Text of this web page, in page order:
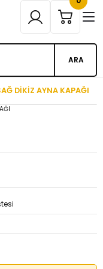
ARA
DİKİZ AYNA KAPAĞI